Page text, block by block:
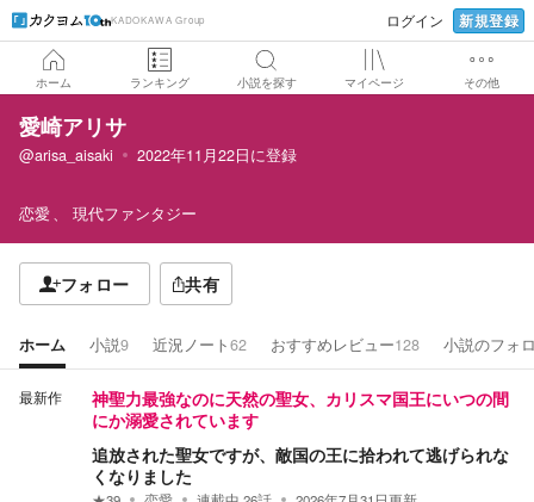
KADOKAWA Group ログイン 新規登録
ホーム ランキング 小説を探す マイページ その他
愛崎アリサ
@arisa_aisaki 2022年11月22日に登録
恋愛 現代ファンタジー
フォロー 共有
ホーム 小説9 近況ノート62 おすすめレビュー128 小説のフォ
最新作
神聖力最強なのに天然の聖女、カリスマ国王にいつの間
にか溺愛されています
追放された聖女ですが、敵国の王に拾われて逃げられな
くなりました